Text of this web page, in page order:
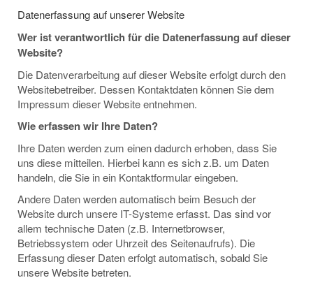
Datenerfassung auf unserer Website
Wer ist verantwortlich für die Datenerfassung auf dieser
Website?
Die Datenverarbeitung auf dieser Website erfolgt durch den
Websitebetreiber. Dessen Kontaktdaten können Sie dem
Impressum dieser Website entnehmen.
Wie erfassen wir Ihre Daten?
Ihre Daten werden zum einen dadurch erhoben, dass Sie
uns diese mitteilen. Hierbei kann es sich z.B. um Daten
handeln, die Sie in ein Kontaktformular eingeben.
Andere Daten werden automatisch beim Besuch der
Website durch unsere IT-Systeme erfasst. Das sind vor
allem technische Daten (z.B. Internetbrowser,
Betriebssystem oder Uhrzeit des Seitenaufrufs). Die
Erfassung dieser Daten erfolgt automatisch, sobald Sie
unsere Website betreten.